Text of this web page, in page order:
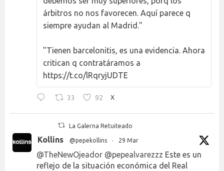
árbitros no nos favorecen. Aquí parece q
siempre ayudan al Madrid."
"Tienen barcelonitis, es una evidencia. Ahora
critican q contratáramos a
https://t.co/lRqryjUDTE
33 92 X
La Galerna Retuiteado
Kollins @pepekollins · 29 Mar
@TheNewOjeador @pepealvarezzz Este es un
reflejo de la situación económica del Real